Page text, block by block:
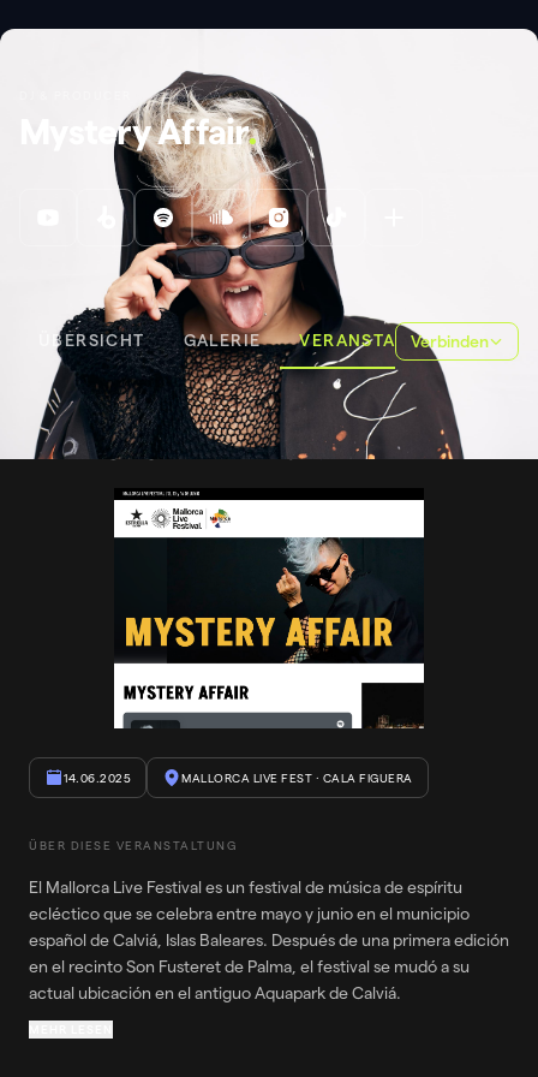
Mystery Affair.
ÜBERSICHT GALERIE VERANSTALTUNGEN
Verbinden
VERANSTALTUNGEN MALLORCA LIVE FEST
MALLORCA LIVE FEST
14.06.2025 MALLORCA LIVE FEST · CALA FIGUERA
ÜBER DIESE VERANSTALTUNG
El Mallorca Live Festival es un festival de música de espíritu
ecléctico que se celebra entre mayo y junio en el municipio
español de Calviá, Islas Baleares. Después de una primera edición
en el recinto Son Fusteret de Palma, el festival se mudó a su
actual ubicación en el antiguo Aquapark de Calviá.​